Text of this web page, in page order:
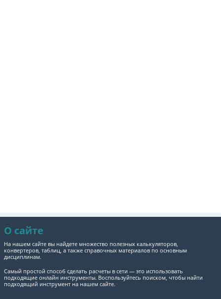
О сайте
На нашем сайте вы найдете множество полезных калькуляторов,
конвертеров, таблиц, а также справочных материалов по основным
дисциплинам.
Самый простой способ сделать расчеты в сети — это использовать
подходящие онлайн инструменты. Воспользуйтесь поиском, чтобы найти
подходящий инструмент на нашем сайте.